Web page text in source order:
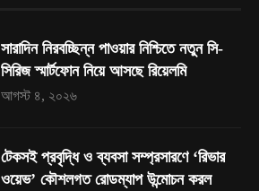
সারাদিন নিরবচ্ছিন্ন পাওয়ার নিশ্চিতে নতুন সি-
সিরিজ স্মার্টফোন নিয়ে আসছে রিয়েলমি
আগস্ট ৪, ২০২৬
টেকসই প্রবৃদ্ধি ও ব্যবসা সম্প্রসারণে ‘রিভার
ওয়েভ’ কৌশলগত রোডম্যাপ উন্মোচন করল